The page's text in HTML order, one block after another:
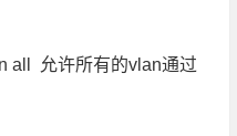
all 允许所有的vlan通过